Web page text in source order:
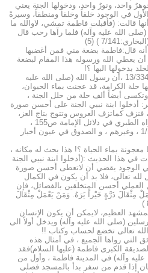
واحد، ونورٌ واحد، ودخولها الجنة يعني
في الوجود خلقاً وخلقاً ومنطقاً، وسيرةً
قالت: (فأقبلت فاطمة تمشي، لاوالله ما
الله عليه وآله) فلما رآها رحب قال
141 ) (5)
أنه قال:فاطمة بضعة مني فمن أغضبها
210) فما المانع أن يعطي الله ورسوله هذا المقام لبضعة
بدخولها اليها ؟!
وروى ابن عساكر في تاريخ دمشق:13/334 ،أن رسول الله (صلى الله عليه
حلة الكرامة، قد عجنت بماء الحيوان،
وتكسى أيضاً ألف حلة من حلل الجنة ،
ابنة نبيي الجنة على أحسن صورة
كماتزف العروس وتتوج بتاج العز،
ويكون معها سبعون ألف جارية).ورواه الطبري في دلائل الإمامة ص155 ،
و الخوارزمي في مقتل الحسين: 1/52 ، وغيرهم ، و الصدوق في عيون أخبار
بماء الحياة ؟! هذا بحث له مكانه ،
في هذا الحديث :(أدخلوا ابنة نبيي الجنة
الوجود يقضي أن لاتعطى أحسن صورة
تعالى، فلا بد أن يكون في الكمال
العملي أحسن المتخلقين بالفضائل، فإن
مِثْقَالَ ذَرَّةٍ خَيْراً يَرَهُ. وَمَنْ يَعْمَلْ مِثْقَالَ
العظيم، لايمكن أن يكون الإنسان
(صلى الله عليه وآله) ويدخل أولاً الى
الله تعالى تخضع لحساب وكتاب !!
التي رواها الجميع ، في أمثال هذه
الكبرى فاطمة (عليها السلام)فقد
وآله) في المدينة فاطمة ، وأول من
إذا قدم من سفر بدأ بالمسجد فصلى